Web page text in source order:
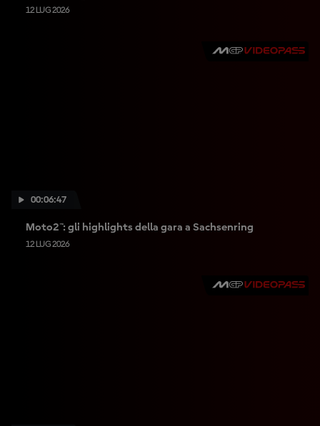
12 LUG 2026
00:06:47
Moto2™: gli highlights della gara a Sachsenring
12 LUG 2026